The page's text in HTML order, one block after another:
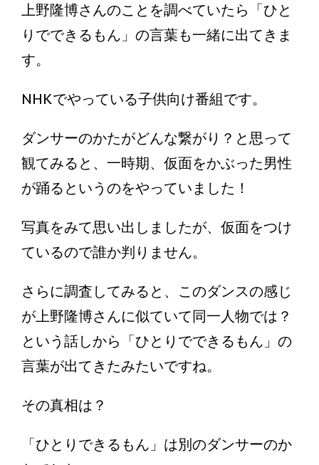
上野隆博さんのことを調べていたら「ひと
りでできるもん」の言葉も一緒に出てきま
す。
NHKでやっている子供向け番組です。
ダンサーのかたがどんな繋がり？と思って
観てみると、一時期、仮面をかぶった男性
が踊るというのをやっていました！
写真をみて思い出しましたが、仮面をつけ
ているので誰か判りません。
さらに調査してみると、このダンスの感じ
が上野隆博さんに似ていて同一人物では？
という話しから「ひとりでできるもん」の
言葉が出てきたみたいですね。
その真相は？
「ひとりできるもん」は別のダンサーのか